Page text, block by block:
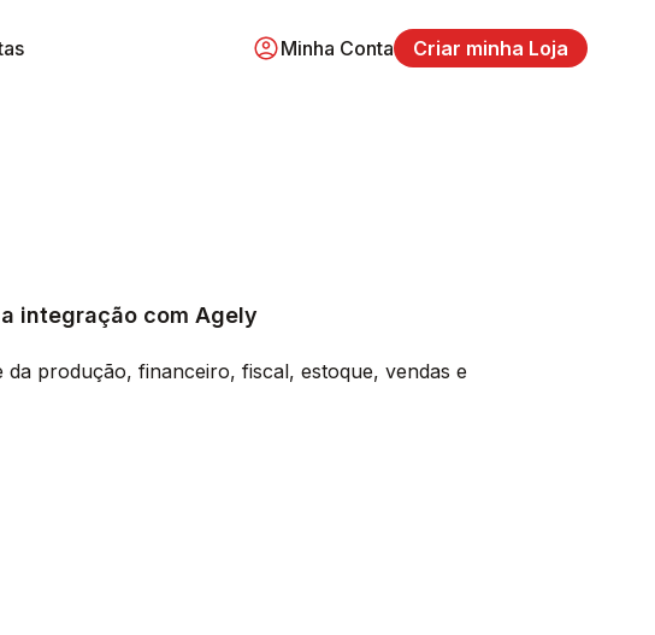
Minha Conta Criar minha Loja
integração com Agely
da produção, financeiro, fiscal, estoque, vendas e